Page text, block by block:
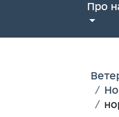
Про